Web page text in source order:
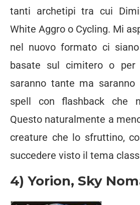
tanti archetipi tra cui
White Aggro o Cycling. Mi
nel nuovo formato ci
basate sul cimitero o
saranno tante ma
spell con flashback che
Questo naturalmente a
creature che lo sfruttino,
succedere visto il tema
4) Yorion, Sky